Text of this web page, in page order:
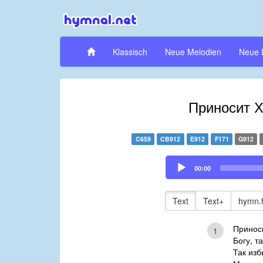
Klassisch Neue Melodien Neue
Приносит
C659 CB912 E912 F171 G912
Audio
Player
00:00
Text Text+
1
Богу,
Так